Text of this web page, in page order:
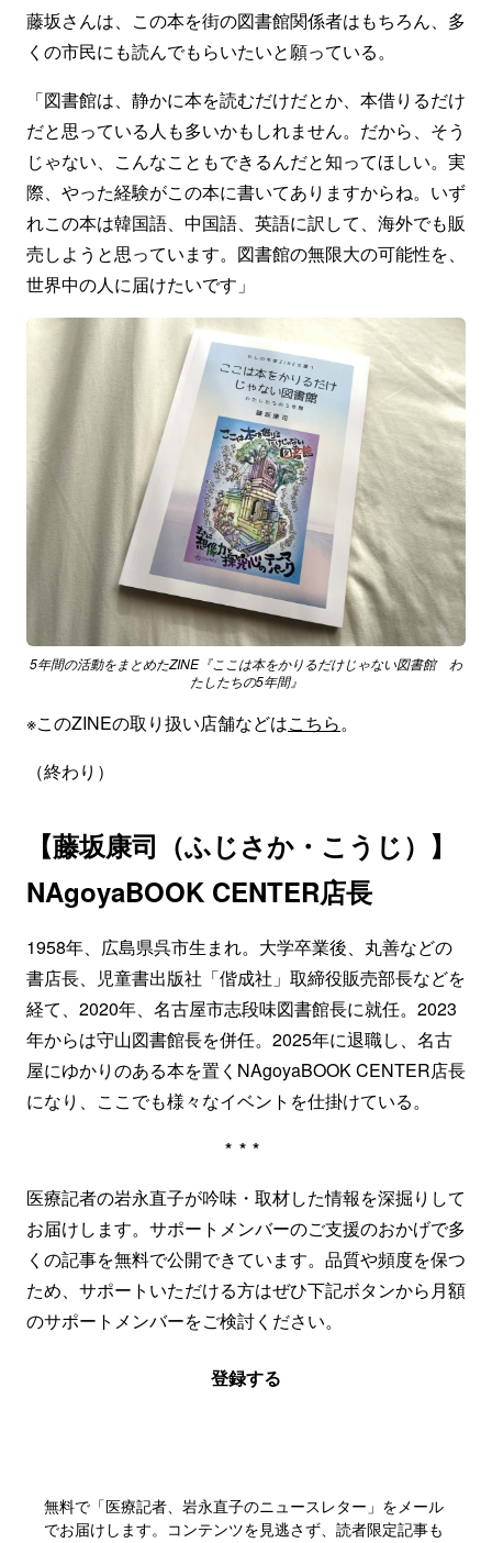
藤坂さんは、この本を街の図書館関係者はもちろん、多
くの市民にも読んでもらいたいと願っている。
「図書館は、静かに本を読むだけだとか、本借りるだけ
だと思っている人も多いかもしれません。だから、そう
じゃない、こんなこともできるんだと知ってほしい。実
際、やった経験がこの本に書いてありますからね。いず
れこの本は韓国語、中国語、英語に訳して、海外でも販
売しようと思っています。図書館の無限大の可能性を、
世界中の人に届けたいです」
5年間の活動をまとめたZINE『ここは本をかりるだけじゃない図書館 わ
たしたちの5年間』
※このZINEの取り扱い店舗などはこちら。
（終わり）
【藤坂康司（ふじさか・こうじ）】
NAgoyaBOOK CENTER店長
1958年、広島県呉市生まれ。大学卒業後、丸善などの
書店長、児童書出版社「偕成社」取締役販売部長などを
経て、2020年、名古屋市志段味図書館長に就任。2023
年からは守山図書館長を併任。2025年に退職し、名古
屋にゆかりのある本を置くNAgoyaBOOK CENTER店長
になり、ここでも様々なイベントを仕掛けている。
***
医療記者の岩永直子が吟味・取材した情報を深掘りして
お届けします。サポートメンバーのご支援のおかげで多
くの記事を無料で公開できています。品質や頻度を保つ
ため、サポートいただける方はぜひ下記ボタンから月額
のサポートメンバーをご検討ください。
登録する
無料で「医療記者、岩永直子のニュースレター」をメール
でお届けします。コンテンツを見逃さず、読者限定記事も